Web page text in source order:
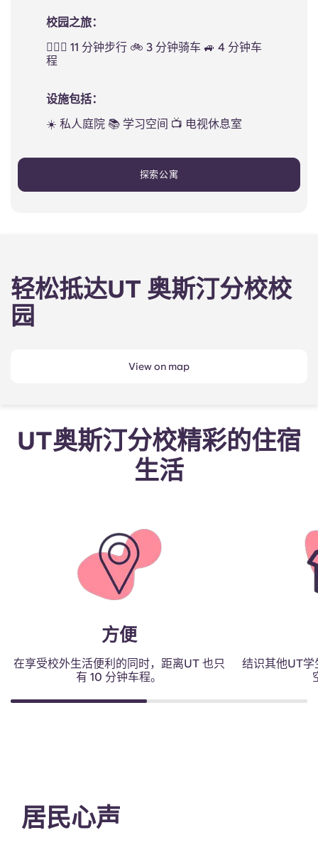
校园之旅：
🚶🏻‍♂️ 11 分钟步行 🚲 3 分钟骑车 🚙 4 分钟车
程
设施包括：
☀️ 私人庭院 📚 学习空间 📺 电视休息室
探索公寓
轻松抵达UT 奥斯汀分校校
园
View on map
UT奥斯汀分校精彩的住宿
生活
方便
在享受校外生活便利的同时，距离UT 也只
有 10 分钟车程。
结识其他UT学
居民心声